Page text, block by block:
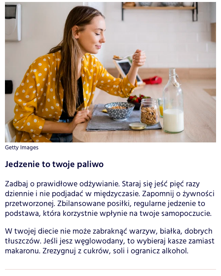
Getty Images
Jedzenie to twoje paliwo
Zadbaj o prawidłowe odżywianie. Staraj się jeść pięć razy
dziennie i nie podjadać w międzyczasie. Zapomnij o żywności
przetworzonej. Zbilansowane posiłki, regularne jedzenie to
podstawa, która korzystnie wpłynie na twoje samopoczucie.
W twojej diecie nie może zabraknąć warzyw, białka, dobrych
tłuszczów. Jeśli jesz węglowodany, to wybieraj kasze zamiast
makaronu. Zrezygnuj z cukrów, soli i ogranicz alkohol.